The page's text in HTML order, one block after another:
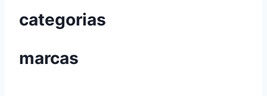
categorias
marcas